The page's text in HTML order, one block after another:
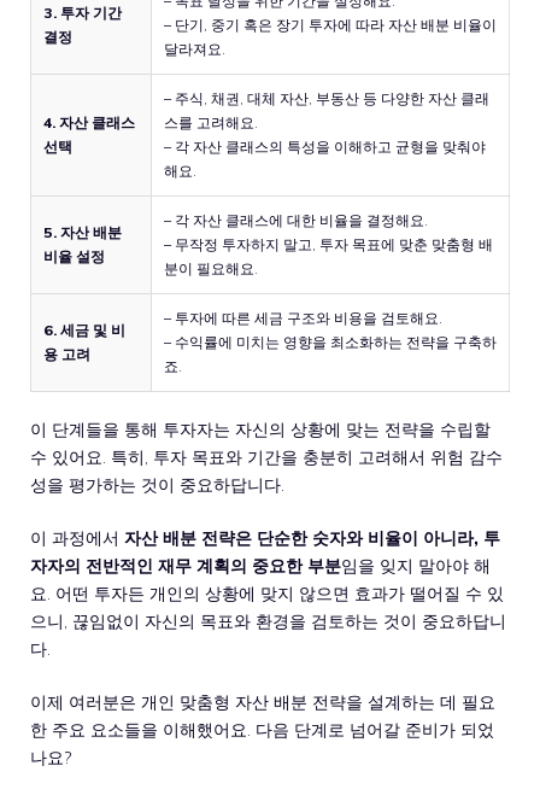
3. 투자 기간
결정
– 단기, 중기 혹은 장기 투자에 따라 자산 배분 비율이
달라져요.
4. 자산 클래스
선택
– 주식, 채권, 대체 자산, 부동산 등 다양한 자산 클래
스를 고려해요.
– 각 자산 클래스의 특성을 이해하고 균형을 맞춰야
해요.
5. 자산 배분
비율 설정
– 각 자산 클래스에 대한 비율을 결정해요.
– 무작정 투자하지 말고, 투자 목표에 맞춘 맞춤형 배
분이 필요해요.
6. 세금 및 비
용 고려
– 투자에 따른 세금 구조와 비용을 검토해요.
– 수익률에 미치는 영향을 최소화하는 전략을 구축하
죠.
이 단계들을 통해 투자자는 자신의 상황에 맞는 전략을 수립할
수 있어요. 특히, 투자 목표와 기간을 충분히 고려해서 위험 감수
성을 평가하는 것이 중요하답니다.
이 과정에서 자산 배분 전략은 단순한 숫자와 비율이 아니라, 투
자자의 전반적인 재무 계획의 중요한 부분임을 잊지 말아야 해
요. 어떤 투자든 개인의 상황에 맞지 않으면 효과가 떨어질 수 있
으니, 끊임없이 자신의 목표와 환경을 검토하는 것이 중요하답니
다.
이제 여러분은 개인 맞춤형 자산 배분 전략을 설계하는 데 필요
한 주요 요소들을 이해했어요. 다음 단계로 넘어갈 준비가 되었
나요?